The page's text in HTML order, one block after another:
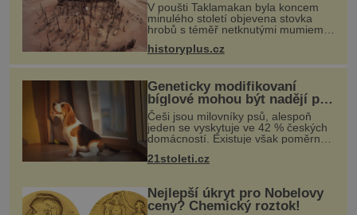
V poušti Taklamakan byla koncem
minulého století objevena stovka
hrobů s téměř netknutými mumiemi.
četnými milodary. Asi nejvíc přitom
vědce zaujal hrob tříměsíčn
historyplus.cz
Geneticky modifikovaní
bíglové mohou být nadějí pro
alergiky
Češi jsou milovníky psů, alespoň
jeden se vyskytuje ve 42 % českých
domácností. Existuje však poměrně
pořídili, ale nemohou, protože jsou
21stoleti.cz
Nejlepší úkryt pro Nobelovy
ceny? Chemický roztok!